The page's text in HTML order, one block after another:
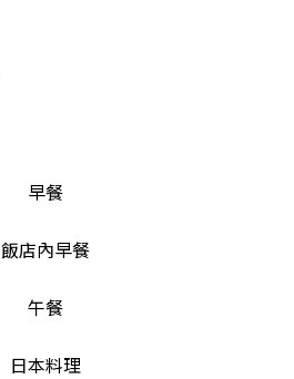
早餐
飯店內早餐
午餐
日本料理